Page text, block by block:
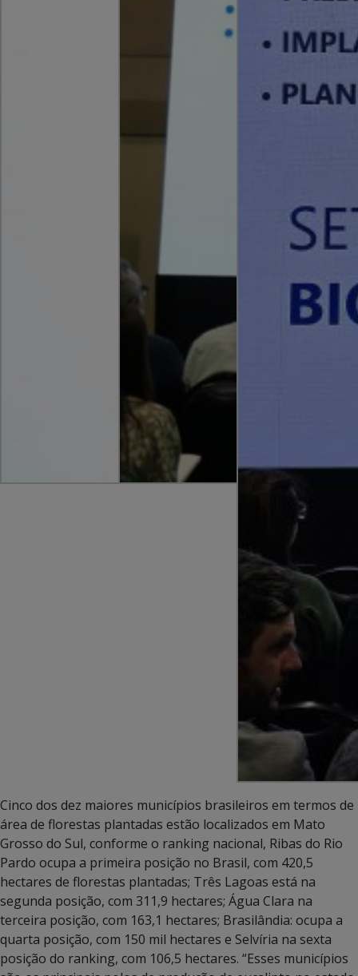
Cinco dos dez maiores municípios brasileiros em termos de
área de florestas plantadas estão localizados em Mato
Grosso do Sul, conforme o ranking nacional, Ribas do Rio
Pardo ocupa a primeira posição no Brasil, com 420,5
hectares de florestas plantadas; Três Lagoas está na
segunda posição, com 311,9 hectares; Água Clara na
terceira posição, com 163,1 hectares; Brasilândia: ocupa a
quarta posição, com 150 mil hectares e Selvíria na sexta
posição do ranking, com 106,5 hectares. “Esses municípios